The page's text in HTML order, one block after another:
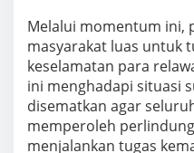
Melalui momentum ini,
masyarakat luas untuk
keselamatan para
ini menghadapi situasi
disematkan agar
memperoleh
menjalankan tugas